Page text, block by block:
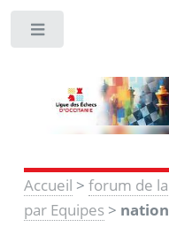
Accueil > forum de
par Equipes>